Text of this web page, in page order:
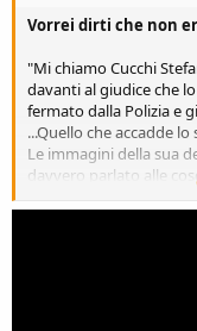
Vorrei dirti che non
"Mi chiamo Cucchi
davanti al giudice che
fermato dalla Polizia e
...Quello che accadde
Le immagini della sua
davvero parlato alle
Stefano per me resta